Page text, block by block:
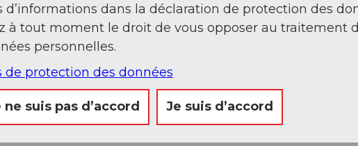
1
d’informations dans la déclaration de protection des
à tout moment le droit de vous opposer au traitement
personnelles.
de protection des données
ne suis pas d’accord Je suis d’accord